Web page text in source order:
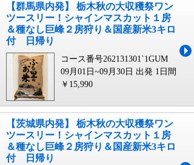
【群馬県内発】 栃木秋の大収穫祭ワン
ツースリー！シャインマスカット１房
＆種なし巨峰２房狩り＆国産新米3キロ
付 日帰り
コース番号262131301`1GUM
09月01日~09月30日 出発 1日間
￥15,990
【茨城県内発】 栃木秋の大収穫祭ワン
ツースリー！シャインマスカット１房
＆種なし巨峰２房狩り＆国産新米3キロ
付 日帰り